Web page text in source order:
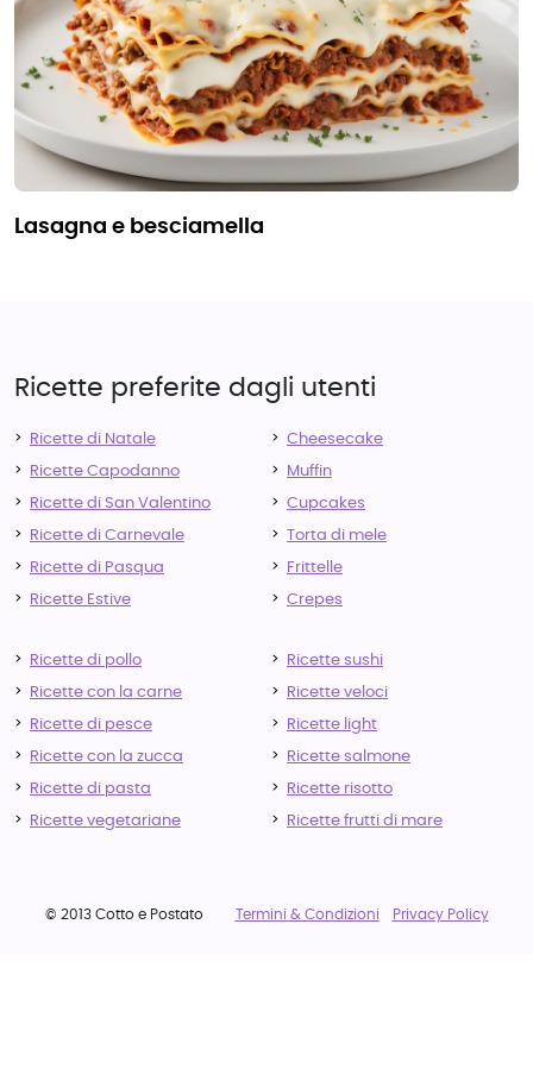
lasagna e besciamella
Ricette preferite dagli utenti
Ricette di Natale
Ricette Capodanno
Ricette di San Valentino
Ricette di Carnevale
Ricette di Pasqua
Ricette Estive
Cheesecake
Muffin
Cupcakes
Torta di mele
Frittelle
Crepes
Ricette di pollo
Ricette con la carne
Ricette di pesce
Ricette con la zucca
Ricette di pasta
Ricette vegetariane
Ricette sushi
Ricette veloci
Ricette light
Ricette salmone
Ricette risotto
Ricette frutti di mare
© 2013 Cotto e Postato Termini & Condizioni Privacy Policy